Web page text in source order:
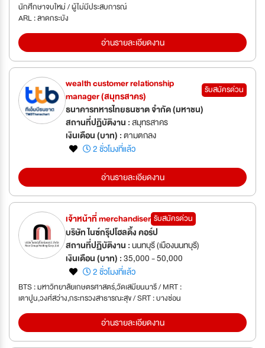
นักศึกษาจบใหม่ / ผู้ไม่มีประสบการณ์
ARL : ลาดกระบัง
อ่านรายละเอียดงาน
wealth customer relationship
manager (สมุทรสาคร)
รับสมัครด่วน
ธนาคารทหารไทยธนชาต จำกัด (มหาชน)
สถานที่ปฏิบัติงาน :สมุทรสาคร
เงินเดือน (บาท) :ตามตกลง
2 ชั่วโมงที่แล้ว
อ่านรายละเอียดงาน
เจ้าหน้าที่ merchandiser รับสมัครด่วน
บริษัท ไนซ์กรุ๊ปโฮลดิ้ง คอร์ป
สถานที่ปฏิบัติงาน :นนทบุรี (เมืองนนทบุรี)
เงินเดือน (บาท) :35,000 - 50,000
2 ชั่วโมงที่แล้ว
BTS : มหาวิทยาลัยเกษตรศาสตร์,วัดเสมียนนารี / MRT :
เตาปูน,วงศ์สว่าง,กระทรวงสาธารณะสุข / SRT : บางซ่อน
อ่านรายละเอียดงาน